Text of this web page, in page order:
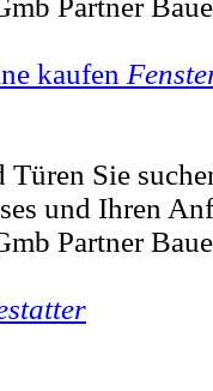
kaufen
Sie
und Ihren
Partner